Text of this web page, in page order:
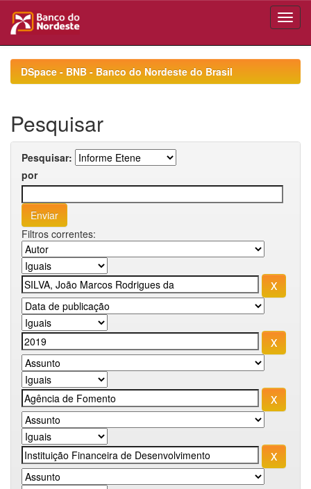
navigationDSpace - BNB - Banco do Nordeste do Brasil
Pesquisar
Pesquisar:
por
Filtros correntes: